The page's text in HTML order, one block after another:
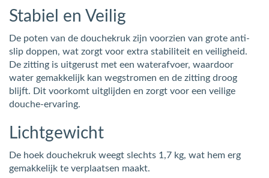
Stabiel en Veilig
De poten van de douchekruk zijn voorzien van grote anti-
slip doppen, wat zorgt voor extra stabiliteit en veiligheid.
De zitting is uitgerust met een waterafvoer, waardoor
water gemakkelijk kan wegstromen en de zitting droog
blijft. Dit voorkomt uitglijden en zorgt voor een veilige
douche-ervaring.
Lichtgewicht
De hoek douchekruk weegt slechts 1,7 kg, wat hem erg
gemakkelijk te verplaatsen maakt.